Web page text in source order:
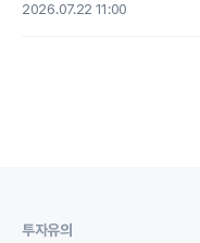
2026.07.22 11:00
투자유의